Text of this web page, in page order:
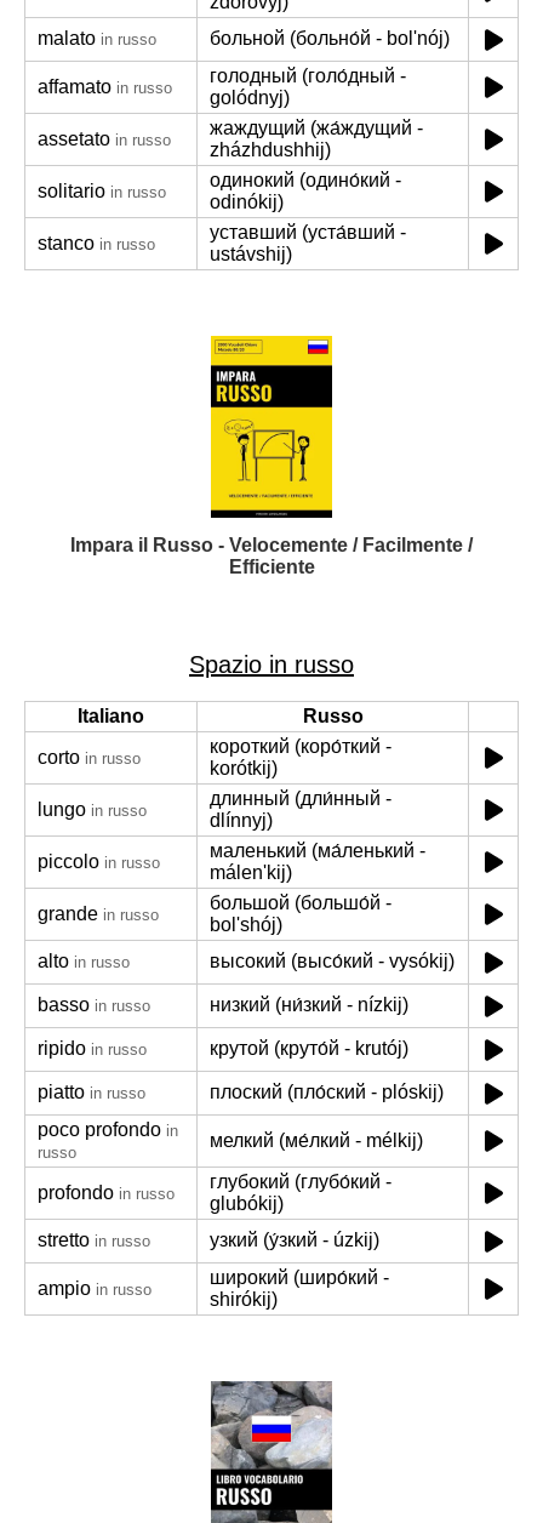
malato in russo больной (больно́й - bol'nój)
affamato in russo
голодный (голо́дный -
golódnyj)
assetato in russo
жаждущий (жа́ждущий -
zházhdushhij)
solitario in russo
одинокий (одино́кий -
odinókij)
stanco in russo
уставший (уста́вший -
ustávshij)
Impara il Russo - Velocemente / Facilmente /
Efficiente
Spazio in russo
Italiano
Russo
corto in russo
короткий (коро́ткий -
korótkij)
lungo in russo
длинный (дли́нный -
dlínnyj)
piccolo in russo
маленький (ма́ленький -
málen'kij)
grande in russo
большой (большо́й -
bol'shój)
alto in russo высокий (высо́кий - vysókij)
basso in russo низкий (ни́зкий - nízkij)
ripido in russo крутой (круто́й - krutój)
piatto in russo
плоский (пло́ский - plóskij)
poco profondo in
russo
мелкий (ме́лкий - mélkij)
profondo in russo
глубокий (глубо́кий -
glubókij)
stretto in russo узкий (у́зкий - úzkij)
ampio in russo
широкий (широ́кий -
shirókij)